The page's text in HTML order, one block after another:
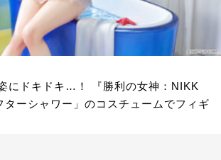
にドキドキ…！ 『勝利の女神：NIKK
ターシャワー」のコスチュームでフィギ